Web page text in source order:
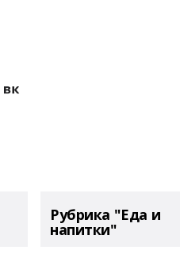
Рубрика "Еда и
напитки"